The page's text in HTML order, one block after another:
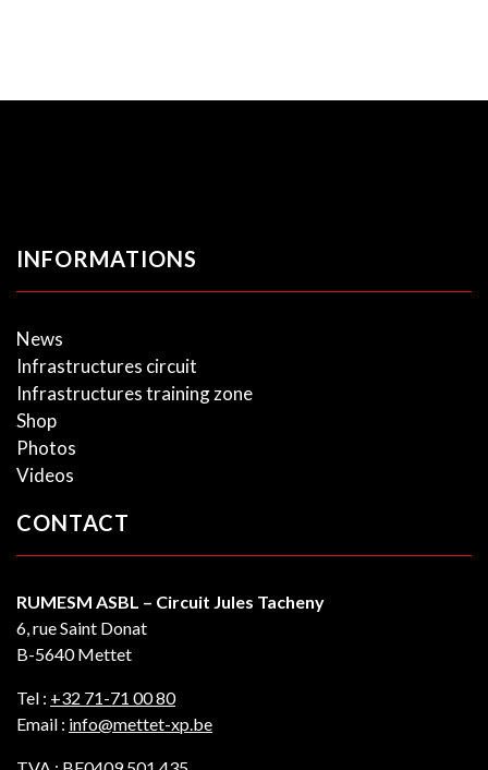
INFORMATIONS
News
Infrastructures circuit
Infrastructures training zone
Shop
Photos
Videos
CONTACT
RUMESM ASBL – Circuit Jules Tacheny
6, rue Saint Donat
B-5640 Mettet
Tel : +32 71-71 00 80
Email : info@mettet-xp.be